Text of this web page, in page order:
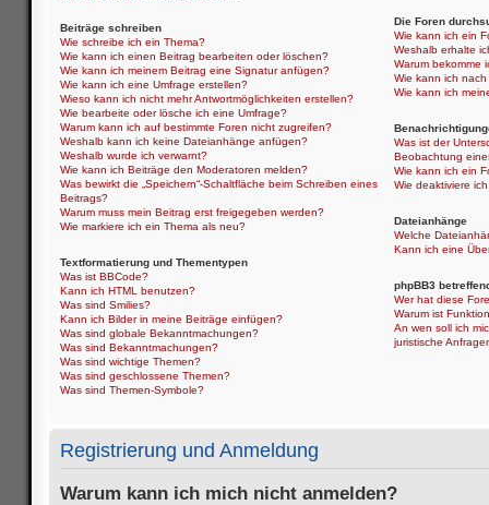
Beiträge schreiben
Wie schreibe ich ein Thema?
Wie kann ich einen Beitrag bearbeiten oder löschen?
Wie kann ich meinem Beitrag eine Signatur anfügen?
Wie kann ich eine Umfrage erstellen?
Wieso kann ich nicht mehr Antwortmöglichkeiten erstellen?
Wie bearbeite oder lösche ich eine Umfrage?
Warum kann ich auf bestimmte Foren nicht zugreifen?
Weshalb kann ich keine Dateianhänge anfügen?
Weshalb wurde ich verwarnt?
Wie kann ich Beiträge den Moderatoren melden?
Was bewirkt die „Speichern“-Schaltfläche beim Schreiben eines
Beitrags?
Warum muss mein Beitrag erst freigegeben werden?
Wie markiere ich ein Thema als neu?
Textformatierung und Thementypen
Was ist BBCode?
Kann ich HTML benutzen?
Was sind Smilies?
Kann ich Bilder in meine Beiträge einfügen?
Was sind globale Bekanntmachungen?
Was sind Bekanntmachungen?
Was sind wichtige Themen?
Was sind geschlossene Themen?
Was sind Themen-Symbole?
Die Foren
Wie kann ich ein
Weshalb erhalte
Warum bekomme
Wie kann ich
Wie kann ich
Was ist der
Beobachtung
Wie kann ich ein
Wie deaktiviere
Dateianhänge
Welche
Kann ich eine
phpBB3
Wer hat diese
Warum ist
An wen soll ich
juristische
Registrierung und Anmeldung
Warum kann ich mich nicht anmelden?